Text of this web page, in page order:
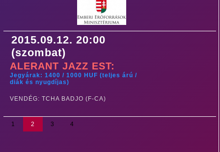
2015.09.12. 20:00
(szombat)
ALERANT JAZZ EST:
Jegyárak: 1400 / 1000 HUF (teljes árú /
diák és nyugdíjas)
VENDÉG: TCHA BADJO (F-CA)
1 2 3 4